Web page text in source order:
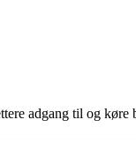
adgang til og køre